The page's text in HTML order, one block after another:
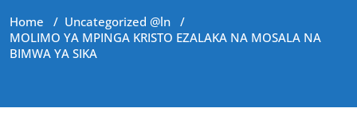
Home / Uncategorized @ln /
MOLIMO YA MPINGA KRISTO EZALAKA NA MOSALA NA
BIMWA YA SIKA